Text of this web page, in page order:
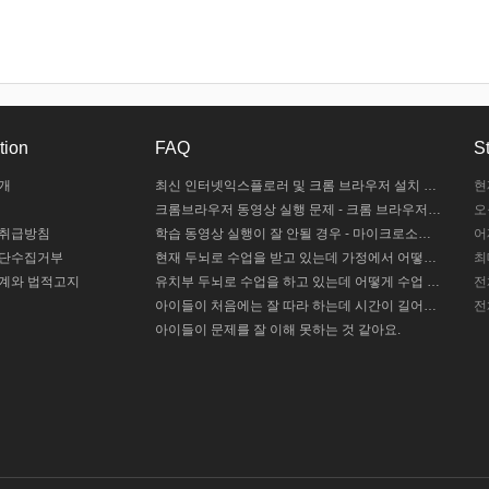
급방침
수집거부
와 법적고지
FAQ
최신 인터넷익스플로러 및 크롬 브라우저 설치 안내
크롬브라우저 동영상 실행 문제 - 크롬 브라우저 설정하기
학습 동영상 실행이 잘 안될 경우 - 마이크로소프트 엣지 설정하기 / 크롬브라우저 설치하기
현재 두뇌로 수업을 받고 있는데 가정에서 어떻게 도와주야 할까요?
유치부 두뇌로 수업을 하고 있는데 어떻게 수업 중인지 모르겠어요.
아이들이 처음에는 잘 따라 하는데 시간이 길어지면 힘들어해요
아이들이 문제를 잘 이해 못하는 것 같아요.